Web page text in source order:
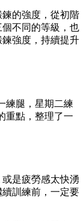
的強度，從初階
不同的等級，也
強度，持續提升
練腿，星期二練
重點，整理了一
是疲勞感太快湧
訓練前，一定要